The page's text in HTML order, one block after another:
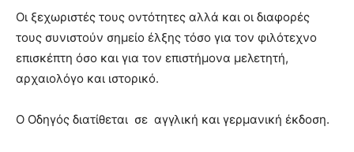
Οι ξεχωριστές τους οντότητες αλλά και οι διαφορές
τους συνιστούν σημείο έλξης τόσο για τον φιλότεχνο
επισκέπτη όσο και για τον επιστήμονα μελετητή,
αρχαιολόγο και ιστορικό.
O Oδηγός διατίθεται σε αγγλική και γερμανική έκδοση.